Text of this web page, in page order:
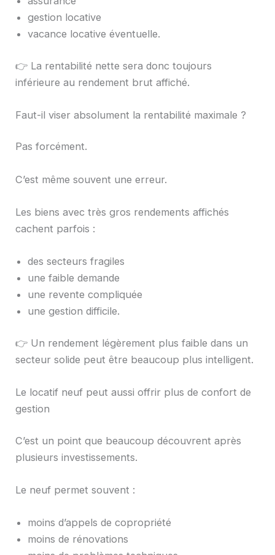
gestion locative
vacance locative éventuelle.
👉 La rentabilité nette sera donc toujours
inférieure au rendement brut affiché.
Faut-il viser absolument la rentabilité maximale ?
Pas forcément.
C’est même souvent une erreur.
Les biens avec très gros rendements affichés
cachent parfois :
des secteurs fragiles
une faible demande
une revente compliquée
une gestion difficile.
👉 Un rendement légèrement plus faible dans un
secteur solide peut être beaucoup plus intelligent.
Le locatif neuf peut aussi offrir plus de confort de
gestion
C’est un point que beaucoup découvrent après
plusieurs investissements.
Le neuf permet souvent :
moins d’appels de copropriété
moins de rénovations